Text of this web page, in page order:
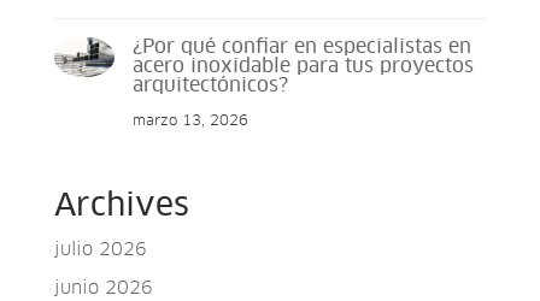
¿Por qué confiar en especialistas en
acero inoxidable para tus proyectos
arquitectónicos?
marzo 13, 2026
Archives
julio 2026
junio 2026